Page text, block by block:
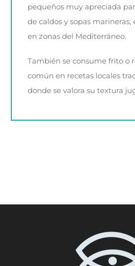
pequeños muy apreciada
de caldos y sopas
en zonas del Mediterráneo.
También se consume frito o
común en recetas locales
donde se valora su textura